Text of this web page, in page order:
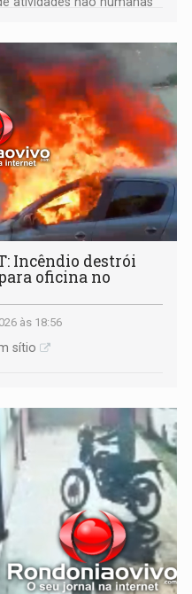
Incêndio destrói
oficina no
às 18:56
sítio